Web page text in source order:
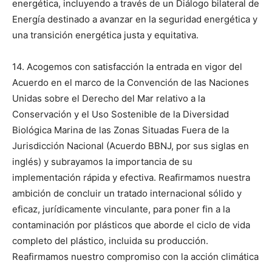
energética, incluyendo a través de un Diálogo bilateral de
Energía destinado a avanzar en la seguridad energética y
una transición energética justa y equitativa.
14. Acogemos con satisfacción la entrada en vigor del
Acuerdo en el marco de la Convención de las Naciones
Unidas sobre el Derecho del Mar relativo a la
Conservación y el Uso Sostenible de la Diversidad
Biológica Marina de las Zonas Situadas Fuera de la
Jurisdicción Nacional (Acuerdo BBNJ, por sus siglas en
inglés) y subrayamos la importancia de su
implementación rápida y efectiva. Reafirmamos nuestra
ambición de concluir un tratado internacional sólido y
eficaz, jurídicamente vinculante, para poner fin a la
contaminación por plásticos que aborde el ciclo de vida
completo del plástico, incluida su producción.
Reafirmamos nuestro compromiso con la acción climática